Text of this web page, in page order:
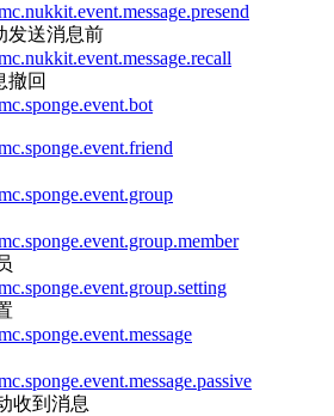
发送消息前
撤回
收到消息